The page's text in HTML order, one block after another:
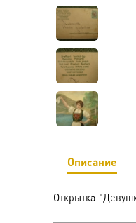
Описание
Открытка